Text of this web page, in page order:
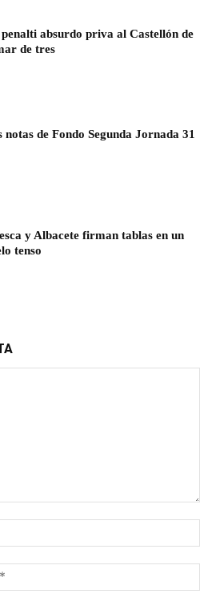
absurdo priva al Castellón de
de tres
notas de Fondo Segunda Jornada 31
y Albacete firman tablas en un
tenso